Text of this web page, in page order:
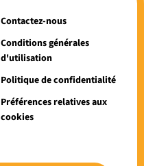
Contactez-nous
Conditions générales
d'utilisation
Politique de confidentialité
Préférences relatives aux
cookies